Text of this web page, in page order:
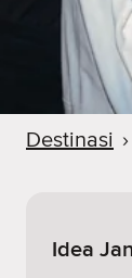
Destinasi ›
Idea